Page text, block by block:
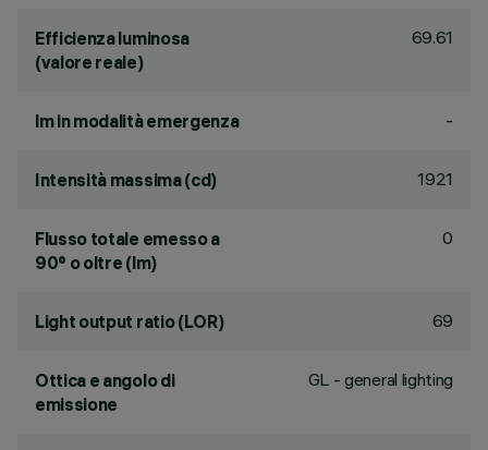
Efficienza luminosa
(valore reale)
69.61
lm in modalità emergenza -
Intensità massima (cd) 1921
Flusso totale emesso a
90° o oltre (lm)
0
Light output ratio (LOR) 69
Ottica e angolo di
emissione
GL - general lighting